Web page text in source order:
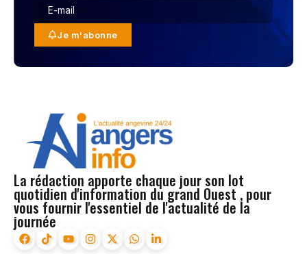
Je m'abonne
La rédaction apporte chaque jour son lot
quotidien d'information du grand Ouest , pour
vous fournir l'essentiel de l'actualité de la
journée